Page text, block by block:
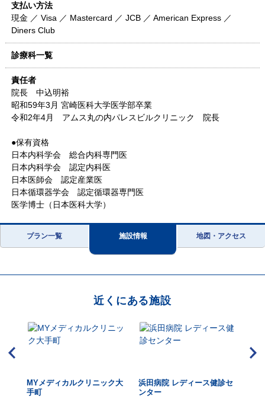
支払い方法
現金 ／ Visa ／ Mastercard ／ JCB ／ American Express ／
Diners Club
診療科一覧
責任者
院長 中込明裕
昭和59年3月 宮崎医科大学医学部卒業
令和2年4月 アムス丸の内パレスビルクリニック 院長
●保有資格
日本内科学会 総合内科専門医
日本内科学会 認定内科医
日本医師会 認定産業医
日本循環器学会 認定循環器専門医
医学博士（日本医科大学）
プラン一覧 施設情報 地図・アクセス
近くにある施設
MYメディカルクリニック大
手町
浜田病院 レディース健診セ
ンター